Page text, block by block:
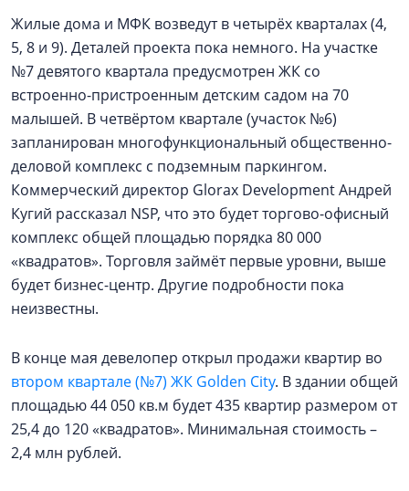
Жилые дома и МФК возведут в четырёх кварталах (4,
5, 8 и 9). Деталей проекта пока немного. На участке
№7 девятого квартала предусмотрен ЖК со
встроенно-пристроенным детским садом на 70
малышей. В четвёртом квартале (участок №6)
запланирован многофункциональный общественно-
деловой комплекс с подземным паркингом.
Коммерческий директор Glorax Development Андрей
Кугий рассказал NSP, что это будет торгово-офисный
комплекс общей площадью порядка 80 000
«квадратов». Торговля займёт первые уровни, выше
будет бизнес-центр. Другие подробности пока
неизвестны.
В конце мая девелопер открыл продажи квартир во
втором квартале (№7) ЖК Golden City. В здании общей
площадью 44 050 кв.м будет 435 квартир размером от
25,4 до 120 «квадратов». Минимальная стоимость –
2,4 млн рублей.